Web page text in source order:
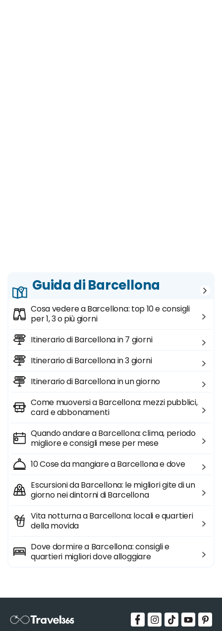
Guida di Barcellona
Cosa vedere a Barcellona: top 10 e consigli
per 1, 3 o più giorni
Itinerario di Barcellona in 7 giorni
Itinerario di Barcellona in 3 giorni
Itinerario di Barcellona in un giorno
Come muoversi a Barcellona: mezzi pubblici,
card e abbonamenti
Quando andare a Barcellona: clima, periodo
migliore e consigli mese per mese
10 Cose da mangiare a Barcellona e dove
Escursioni da Barcellona: le migliori gite di un
giorno nei dintorni di Barcellona
Vita notturna a Barcellona: locali e quartieri
della movida
Dove dormire a Barcellona: consigli e
quartieri migliori dove alloggiare